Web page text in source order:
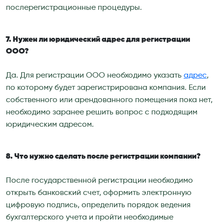
послерегистрационные процедуры.
7. Нужен ли юридический адрес для регистрации
ООО?
Да. Для регистрации ООО необходимо указать адрес,
по которому будет зарегистрирована компания. Если
собственного или арендованного помещения пока нет,
необходимо заранее решить вопрос с подходящим
юридическим адресом.
8. Что нужно сделать после регистрации компании?
После государственной регистрации необходимо
открыть банковский счет, оформить электронную
цифровую подпись, определить порядок ведения
бухгалтерского учета и пройти необходимые